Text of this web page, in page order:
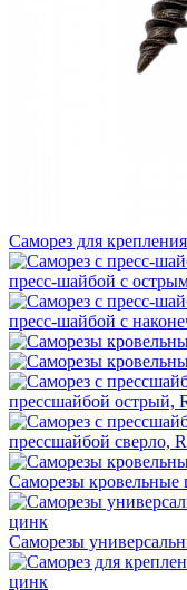
Саморез для
пресс‑шайбой с
пресс‑шайбой с
прессшайбой острый,
Саморезы кровельные
Саморезы